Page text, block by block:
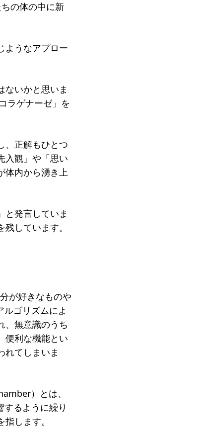
の体の中に新
ようなアプロー
ないかと思いま
ラゲナーゼ」を
、正解もひとつ
入観」や「思い
体内から湧き上
と発言していま
しています。
が好きなものや
ゴリズムによ
、無意識のうち
便利な機能とい
れてしまいま
）とは、
るように繰り
します。